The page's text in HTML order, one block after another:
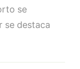
Ideal
se
se destaca